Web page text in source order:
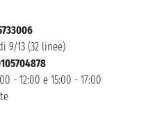
9/13 (32 linee)
- 12:00 e 15:00 - 17:00